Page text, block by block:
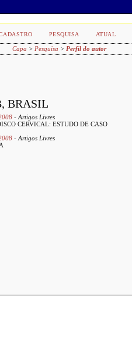
PESQUISA ATUAL
Capa > Pesquisa > Perfil do autor
BRASIL
- Artigos Livres
CERVICAL: ESTUDO DE CASO
- Artigos Livres